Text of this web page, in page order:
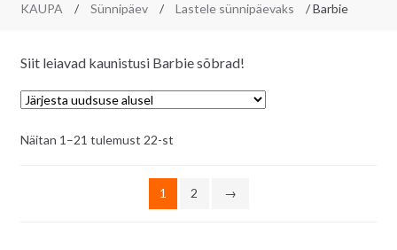
KAUPA
/ Sünnipäev / Lastele sünnipäevaks / Barbie
Siit leiavad kaunistusi Barbie sõbrad!
Näitan 1–21 tulemust 22-stSorditud
järgi
1
2 →